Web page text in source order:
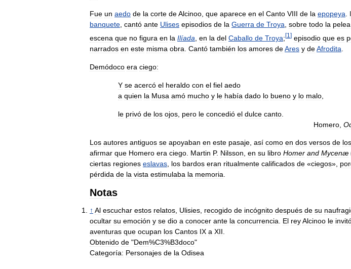
Fue un aedo de la corte deAlcinoo que aparece en el Canto VIII de la epopeya
banquete cantó ante Ulises episodios de la Guerra de Troya sobre todo la pelea
escena que no figura en la Ilíada en la del Caballo de Troya;[1 ] episodio que es
narrados en este misma obra Cantó también los amores deAres y deAfrodita
Demódoco era ciego:
Y se acercó el heraldo con el fiel aedo
a quien la Musa amó mucho y le había dado lo bueno y lo malo
le privó de los ojos pero le concedió el dulce canto
Homero
Los autores antiguos se apoyaban en este pasaje así como en dos versos de los
afirmar que Homero era ciego Martin P. Nilsson en su libro Homer and Mycenæ
ciertas regiones eslavas los bardos eran ritualmente calificados de «ciegos»,
pérdida de la vista estimulaba la memoria
Notas
↑ Al escuchar estos relatos Ulisies recogido de incógnito después de su
ocultar su emoción y se dio a conocer ante la concurrencia El reyAlcinoo le
aventuras que ocupan los Cantos IX a XII
Obtenido de "Dem%C3%B3doco"
Categoría: Personajes de la Odisea